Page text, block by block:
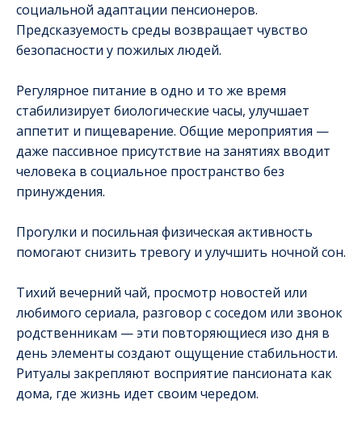
социальной адаптации пенсионеров.
Предсказуемость среды возвращает чувство
безопасности у пожилых людей.
Регулярное питание в одно и то же время
стабилизирует биологические часы, улучшает
аппетит и пищеварение. Общие мероприятия —
даже пассивное присутствие на занятиях вводит
человека в социальное пространство без
принуждения.
Прогулки и посильная физическая активность
помогают снизить тревогу и улучшить ночной сон.
Тихий вечерний чай, просмотр новостей или
любимого сериала, разговор с соседом или звонок
родственникам — эти повторяющиеся изо дня в
день элементы создают ощущение стабильности.
Ритуалы закрепляют восприятие пансионата как
дома, где жизнь идет своим чередом.